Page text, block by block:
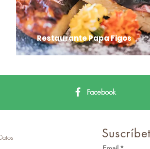
Restaurante Papa Figos
Facebook